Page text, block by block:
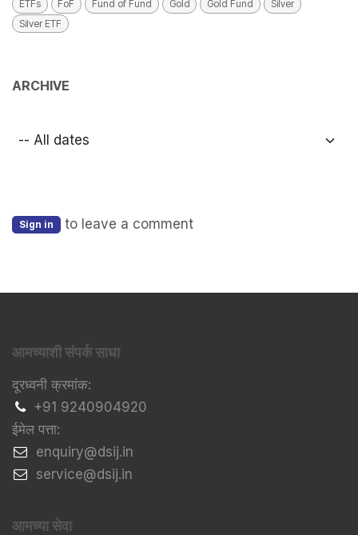
ETFs FoF Fund of Fund Gold Gold Fund
Silver
Silver ETF
ARCHIVE
Sign in to leave a comment
आमच्याशी संपर्क साधा
दूरध्वनी क्रमांक:
+91 9240904920
ईमेल पत्ता:
​enquiry@dsij.in
​service@dsij.in
आमच्या सेवा